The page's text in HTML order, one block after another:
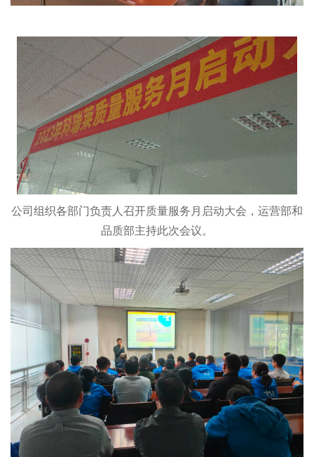
公司组织各部门负责人召开质量服务月启动大会，运营部和
品质部主持此次会议。